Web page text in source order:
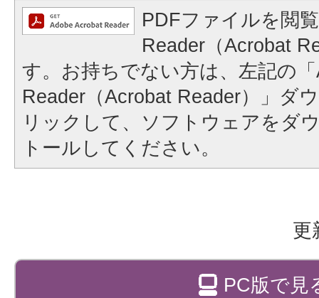
PDFファイルを閲
Reader（Acrobat
す。お持ちでない方は、左記の
Reader（Acrobat Reader）」ダ
リックして、ソフトウェアをダ
トールしてください。
更
PC版で見